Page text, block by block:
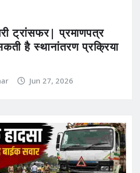
ट्रांसफर| प्रमाणपत्र
है स्थानांतरण प्रक्रिया
Jun 27, 2026